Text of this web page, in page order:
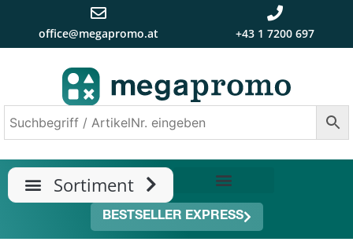
office@megapromo.at +43 1 7200 697
BESTSELLER EXPRESS